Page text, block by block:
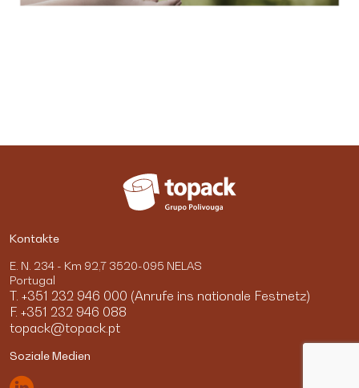
Kontakte
E. N. 234 - Km 92,7 3520-095 NELAS
Portugal
T. +351 232 946 000 (Anrufe ins nationale Festnetz)
F. +351 232 946 088
topack@topack.pt
Soziale Medien